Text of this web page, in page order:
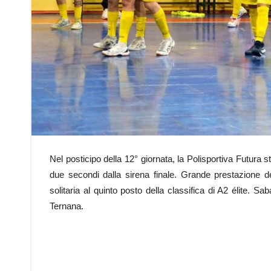
Nel posticipo della 12° giornata, la Polisportiva Futura
due secondi dalla sirena finale. Grande
solitaria al quinto posto della classifica di A2 élite.
Ternana.